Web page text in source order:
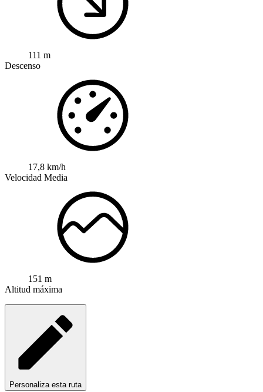
111 m
Descenso
17,8 km/h
Velocidad Media
151 m
Altitud máxima
Personaliza esta ruta